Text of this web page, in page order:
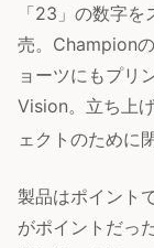
「23」の数字
売。Champion
ョーツにもプリ
Vision。立ち上
ェクトのために
製品はポイント
がポイントだっ